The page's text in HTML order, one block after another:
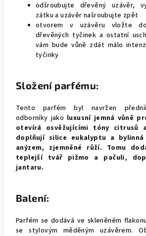
odšroubujte dřevěný uzávěr,
zátku a uzávěr našroubujte zpět
otvorem v uzávěru vložte
dřevěných tyčinek a ostatní
vám bude vůně zdát málo
tyčinky
Složení parfému:
Tento parfém byl navržen
odborníky jako luxusní jemná vůně
otevírá osvěžujícími tóny citrusů
doplňují silice eukalyptu a
anýzem, zjemněné růží. Tomu
teplejší tvář pižmo a pačuli,
jantaru.
Balení:
Parfém se dodává ve skleněném
se stylovým měděným uzávěrem.